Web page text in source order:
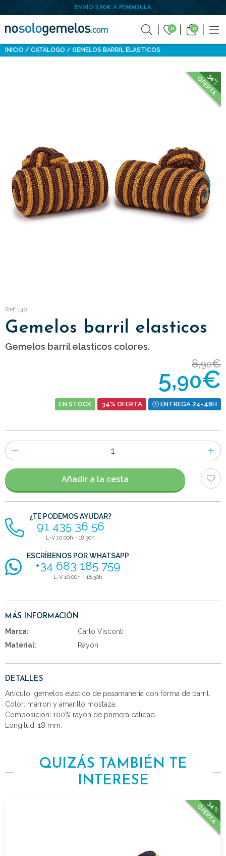
ENVÍO 5,90€ A PENÍNSULA
0 0
INICIO CATÁLOGO GEMELOS BARRIL ELASTICOS
34%
OFERTA
Ref: 140
Gemelos barril elasticos
Gemelos barril elasticos colores.
8,90€
5,90€
EN STOCK 34% OFERTA ENTREGA 24-48H
Número
de
artículos
Añadir a la cesta
¿TE PODEMOS AYUDAR?
91 435 36 56
L-V 10:00h - 18:30h
ESCRÍBENOS POR WHATSAPP
+34 683 185 759
L-V 10:00h - 18:30h
MÁS INFORMACIÓN
Marca:
Carlo Visconti
Material:
Rayón
DETALLES
Artículo: gemelos elastico de pasamaneria con forma de barril.
Color: marron y amarillo mostaza.
Composición: 100% rayon de primera calidad.
Longitud: 18 mm.
QUIZÁS TAMBIÉN TE
INTERESE
34%
OFERTA